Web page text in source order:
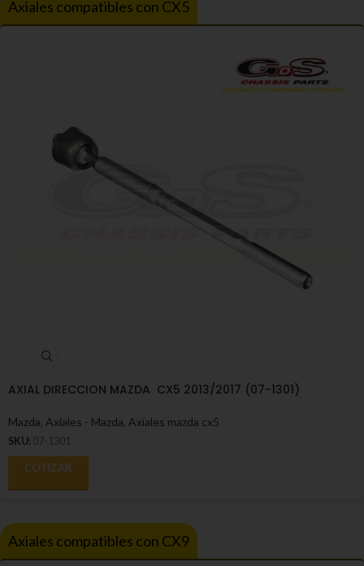
Axiales compatibles con CX5
AXIAL DIRECCION MAZDA CX5 2013/2017 (07-1301)
Mazda Axiales - Mazda Axiales mazda cx5
SKU: 07-1301
COTIZAR
Axiales compatibles con CX9